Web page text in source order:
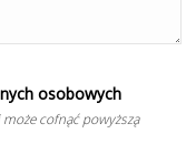
osobowych
cofnąć powyższą